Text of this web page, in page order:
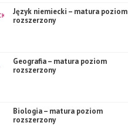
Język niemiecki – matura poziom
rozszerzony
Geografia – matura poziom
rozszerzony
Biologia – matura poziom
rozszerzony